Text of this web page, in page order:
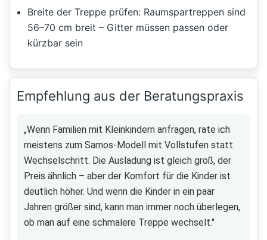
Breite der Treppe prüfen: Raumspartreppen sind
56–70 cm breit – Gitter müssen passen oder
kürzbar sein
Empfehlung aus der Beratungspraxis
„Wenn Familien mit Kleinkindern anfragen, rate ich
meistens zum Samos-Modell mit Vollstufen statt
Wechselschritt. Die Ausladung ist gleich groß, der
Preis ähnlich – aber der Komfort für die Kinder ist
deutlich höher. Und wenn die Kinder in ein paar
Jahren größer sind, kann man immer noch überlegen,
ob man auf eine schmalere Treppe wechselt."